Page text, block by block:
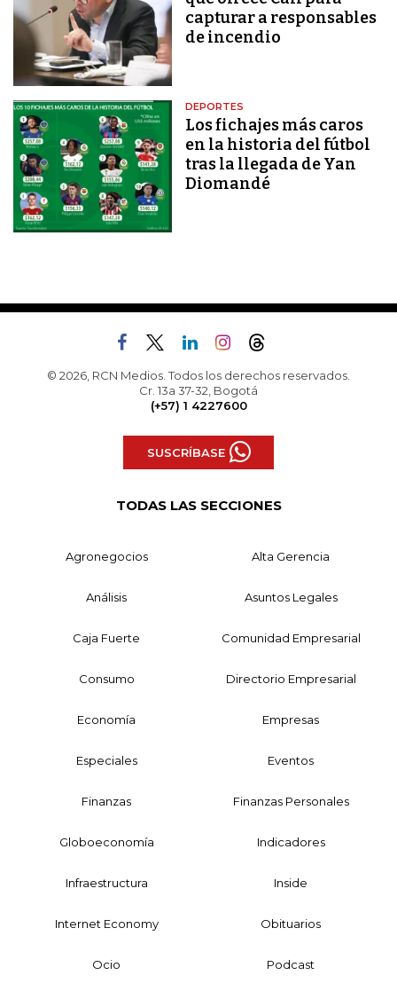
capturar a responsables
de incendio
DEPORTES
Los fichajes más caros
en la historia del fútbol
tras la llegada de Yan
Diomandé
© 2026, RCN Medios. Todos los derechos reservados.
Cr. 13a 37-32, Bogotá
(+57) 1 4227600
SUSCRÍBASE
TODAS LAS SECCIONES
Agronegocios Alta Gerencia
Análisis Asuntos Legales
Caja Fuerte Comunidad Empresarial
Consumo Directorio Empresarial
Economía Empresas
Especiales Eventos
Finanzas Finanzas Personales
Globoeconomía Indicadores
Infraestructura Inside
Internet Economy Obituarios
Ocio Podcast